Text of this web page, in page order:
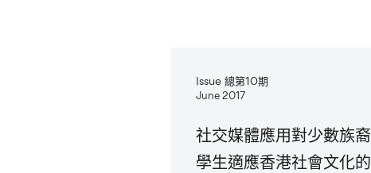
Issue 總第10期
June 2017
社交媒體應用對少數族裔
學生適應香港社會文化的